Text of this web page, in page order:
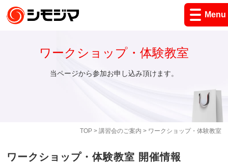
Menu
TOP> 講習会のご案内 > ワークショップ・体験教室
ワークショップ・体験教室
当ページから参加お申し込み頂けます。
ワークショップ・体験教室 開催情報